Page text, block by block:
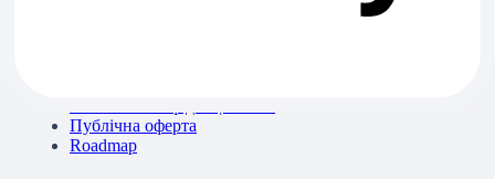
Публічна оферта
Roadmap